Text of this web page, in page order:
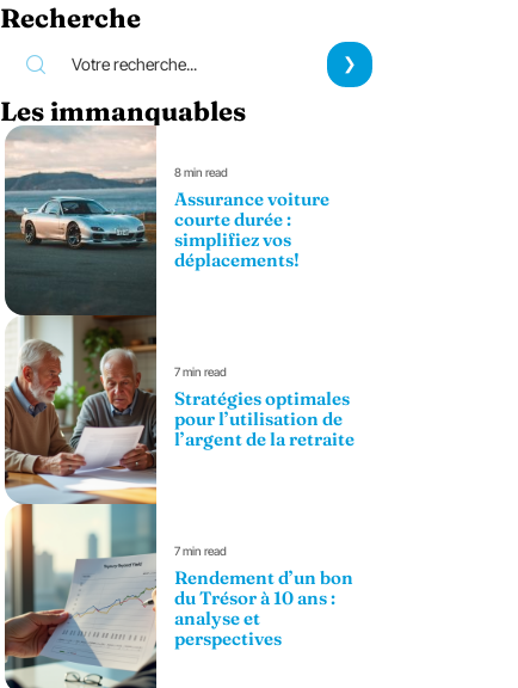
Recherche
Les immanquables
8 min read
Assurance voiture
courte durée :
simplifiez vos
déplacements!
7 min read
Stratégies optimales
pour l’utilisation de
l’argent de la retraite
7 min read
Rendement d’un bon
du Trésor à 10 ans :
analyse et
perspectives